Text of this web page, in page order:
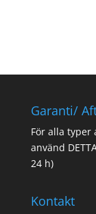
Garanti/
För alla typer
använd
24 h)
Kontakt